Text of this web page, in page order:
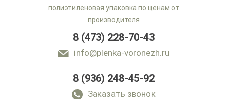
полиэтиленовая упаковка по ценам от
производителя
8 (473) 228-70-43
info@plenka-voronezh.ru
8 (936) 248-45-92
Заказать звонок